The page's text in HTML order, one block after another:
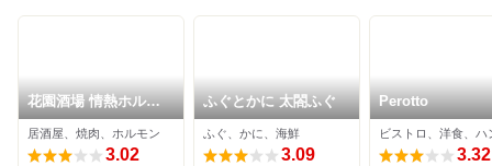
花園酒場 情熱ホルモ
ン
居酒屋、焼肉、ホルモン
3.02
ふぐとかに 太閤ふぐ
ふぐ、かに、海鮮
3.09
Perotto
3.32